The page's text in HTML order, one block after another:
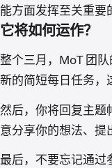
能方面发挥至关重要
它将如何运作？
整个三月，MoT 团
新的简短每日任务，
然后，你将回复主题
意分享你的想法、提
最后，不要忘记通过